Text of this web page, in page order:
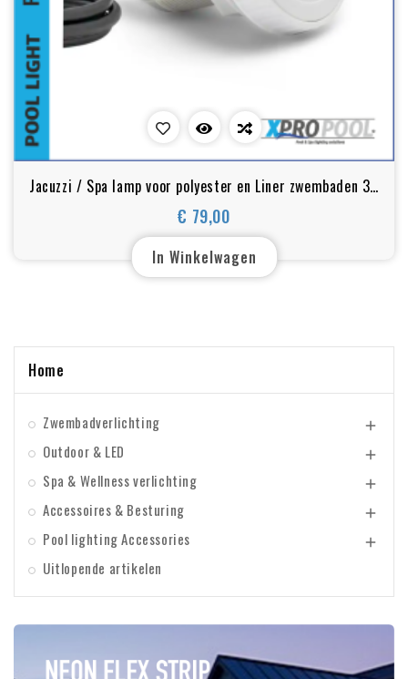
Jacuzzi / Spa lamp voor polyester en Liner zwembaden 3w
2 inch | warm wit
€ 79,00
Prijs
In Winkelwagen
Home
Zwembadverlichting 
Outdoor & LED 
Spa & Wellness verlichting 
Accessoires & Besturing 
Pool lighting Accessories 
Uitlopende artikelen